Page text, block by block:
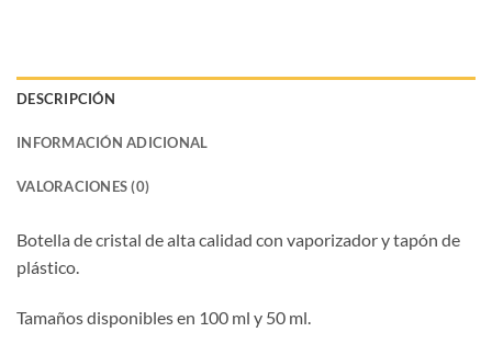
DESCRIPCIÓN
INFORMACIÓN ADICIONAL
VALORACIONES (0)
Botella de cristal de alta calidad con vaporizador y tapón de
plástico.
Tamaños disponibles en 100 ml y 50 ml.